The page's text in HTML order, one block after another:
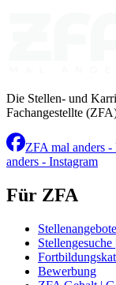
Die Stellen- und
Fachangestellte
ZFA mal anders -
anders - Instagram
Für ZFA
Stellengesuche
Bewerbung